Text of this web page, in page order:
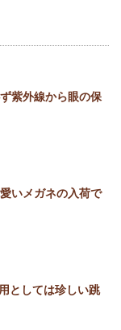
紫外線から眼の保
いメガネの入荷で
としては珍しい跳